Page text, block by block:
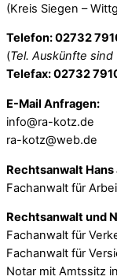
(Kreis Siegen –
Telefon: 02732
(Tel. Auskünfte
Telefax: 02732
E-Mail Anfragen:
info@ra-kotz.de
ra-kotz@web.de
Rechtsanwalt
Fachanwalt für
Rechtsanwalt und
Fachanwalt für
Fachanwalt für
Notar mit Amtssitz